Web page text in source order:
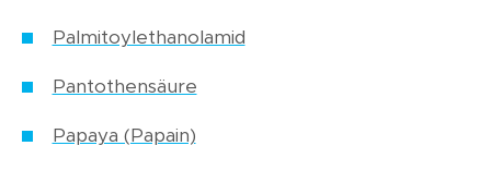
Palmitoylethanolamid
Pantothensäure
Papaya (Papain)